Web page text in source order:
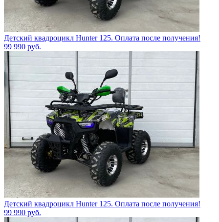
Детский квадроцикл Hunter 125. Оплата после получения!
99 990 руб.
Детский квадроцикл Hunter 125. Оплата после получения!
99 990 руб.